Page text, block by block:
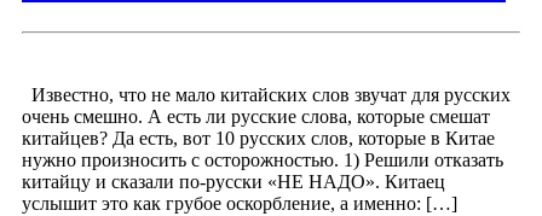
Известно, что не мало китайских слов звучат для русских
очень смешно. А есть ли русские слова, которые смешат
китайцев? Да есть, вот 10 русских слов, которые в Китае
нужно произносить с осторожностью. 1) Решили отказать
китайцу и сказали по-русски «НЕ НАДО». Китаец
услышит это как грубое оскорбление, а именно: […]